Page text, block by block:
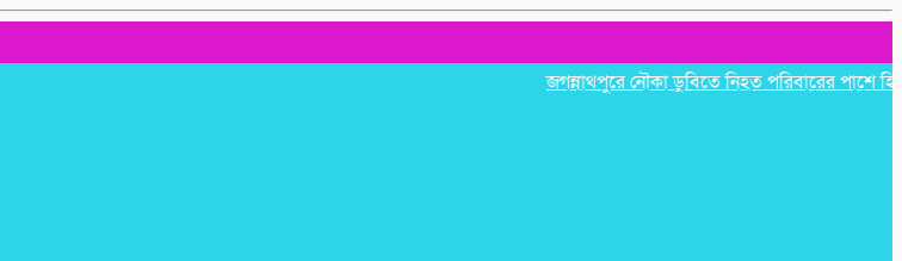
জগন্নাথপুরে নৌকা ডুবিতে নিহত পরিবারের পাশে হিন্দু